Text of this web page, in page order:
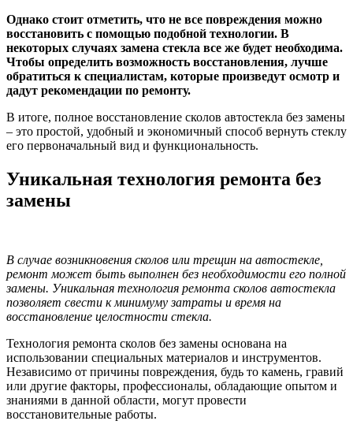
Однако стоит отметить, что не все повреждения можно
восстановить с помощью подобной технологии. В
некоторых случаях замена стекла все же будет необходима.
Чтобы определить возможность восстановления, лучше
обратиться к специалистам, которые произведут осмотр и
дадут рекомендации по ремонту.
В итоге, полное восстановление сколов автостекла без замены
– это простой, удобный и экономичный способ вернуть стеклу
его первоначальный вид и функциональность.
Уникальная технология ремонта без
замены
В случае возникновения сколов или трещин на автостекле,
ремонт может быть выполнен без необходимости его полной
замены. Уникальная технология ремонта сколов автостекла
позволяет свести к минимуму затраты и время на
восстановление целостности стекла.
Технология ремонта сколов без замены основана на
использовании специальных материалов и инструментов.
Независимо от причины повреждения, будь то камень, гравий
или другие факторы, профессионалы, обладающие опытом и
знаниями в данной области, могут провести
восстановительные работы.